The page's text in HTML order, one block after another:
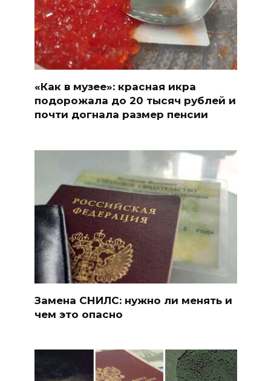
«Как в музее»: красная икра
подорожала до 20 тысяч рублей и
почти догнала размер пенсии
Замена СНИЛС: нужно ли менять и
чем это опасно